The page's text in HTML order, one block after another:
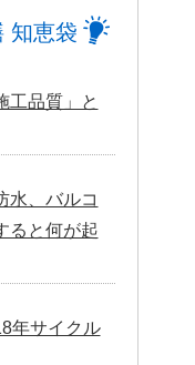
知恵袋
工品質」と
水、バルコ
ると何が起
年サイクル